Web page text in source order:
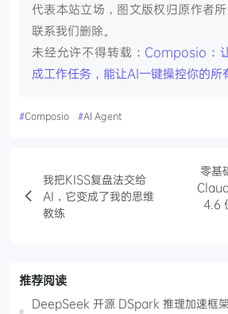
代表本站立场，图文版权归原作者
联系我们删除。
未经允许不得转载： Composio：
成工作任务，能让AI一键操控你的所
#Composio #AI Agent
我把KISS复盘法交给
AI，它变成了我的思维
教练
零基
4.6
推荐阅读
DeepSeek 开源 DSpark 推理加速框